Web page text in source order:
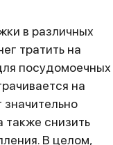
в различных
тратить на
посудомоечных
на
также снизить
В целом,